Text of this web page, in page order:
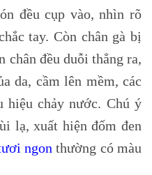
đều cụp vào, nhìn rõ
tay. Còn chân gà bị
chân đều duỗi thẳng ra,
da, cầm lên mềm, các
hiệu chảy nước. Chú ý
lạ, xuất hiện đốm đen
ngon thường có màu